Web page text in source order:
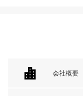
会社概要